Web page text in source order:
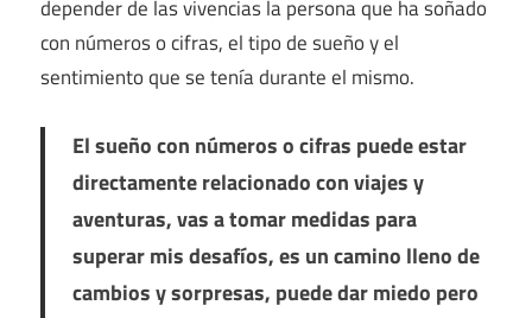
depender de las vivencias la persona que ha soñado
con números o cifras, el tipo de sueño y el
sentimiento que se tenía durante el mismo.
El sueño con números o cifras puede estar
directamente relacionado con viajes y
aventuras, vas a tomar medidas para
superar mis desafíos, es un camino lleno de
cambios y sorpresas, puede dar miedo pero